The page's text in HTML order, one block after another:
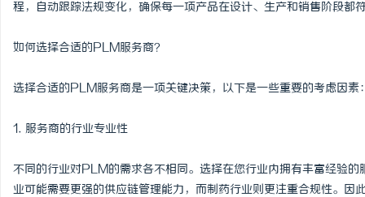
程，自动跟踪法规变化，确保每一项产品在设计、生产和销售阶段都
如何选择合适的PLM服务商？
选择合适的PLM服务商是一项关键决策，以下是一些重要的考虑因素
1. 服务商的行业专业性
不同的行业对PLM的需求各不相同。选择在您行业内拥有丰富经验
业可能需要更强的供应链管理能力，而制药行业则更注重合规性。